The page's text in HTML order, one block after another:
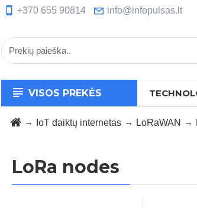
+370 655 90814 info@infopulsas.lt
VISOS PREKĖS
IoT daiktų internetas LoRaWAN
LoRa nodes